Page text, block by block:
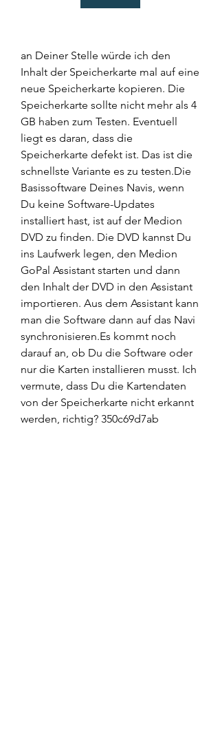
an Deiner Stelle würde ich den
Inhalt der Speicherkarte mal auf eine
neue Speicherkarte kopieren. Die
Speicherkarte sollte nicht mehr als 4
GB haben zum Testen. Eventuell
liegt es daran, dass die
Speicherkarte defekt ist. Das ist die
schnellste Variante es zu testen.Die
Basissoftware Deines Navis, wenn
Du keine Software-Updates
installiert hast, ist auf der Medion
DVD zu finden. Die DVD kannst Du
ins Laufwerk legen, den Medion
GoPal Assistant starten und dann
den Inhalt der DVD in den Assistant
importieren. Aus dem Assistant kann
man die Software dann auf das Navi
synchronisieren.Es kommt noch
darauf an, ob Du die Software oder
nur die Karten installieren musst. Ich
vermute, dass Du die Kartendaten
von der Speicherkarte nicht erkannt
werden, richtig? 350c69d7ab